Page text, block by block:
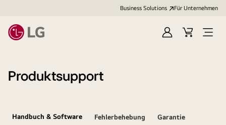
Business Solutions Für Unternehmen
Anmelden
Cart
Open
Produktsupport
Handbuch & Software Fehlerbehebung Garantie